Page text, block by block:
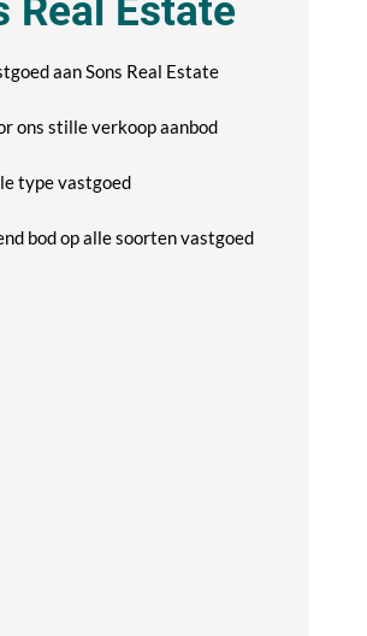
Real Estate
aan Sons Real Estate
ons stille verkoop aanbod
type vastgoed
bod op alle soorten vastgoed